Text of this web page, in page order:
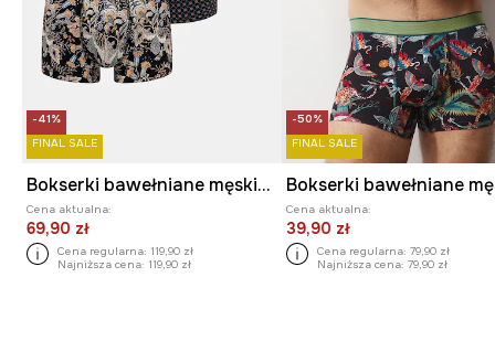
-41%
FINAL SALE
Bokserki bawełniane męskie z elastanem wzorzyste (3-pack)
Cena aktualna:
69,90 zł
Cena regularna: 119,90 zł
Najniższa cena: 119,90 zł
-50%
FINAL SALE
Cena aktualna:
39,90 zł
Cena regularna: 79,90 zł
Najniższa cena: 79,90 zł